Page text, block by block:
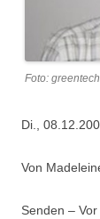
Foto:
Di.,
Von
Senden –